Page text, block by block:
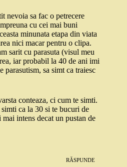
nevoia sa fac o petrecere
cu cei mai buni
minunata etapa din viata
nici macar pentru o clipa.
sarit cu parasuta (visul meu
iar probabil la 40 de ani imi
parasutism, sa simt ca traiesc
conteaza, ci cum te simti.
ca la 30 si te bucuri de
intens decat un pustan de
RĂSPUNDE